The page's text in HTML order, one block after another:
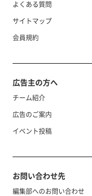
よくある質問
サイトマップ
会員規約
広告主の方へ
チーム紹介
広告のご案内
イベント投稿
お問い合わせ先
編集部へのお問い合わせ